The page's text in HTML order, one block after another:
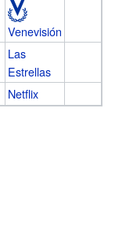
Venevisión
Las
Estrellas
Netflix